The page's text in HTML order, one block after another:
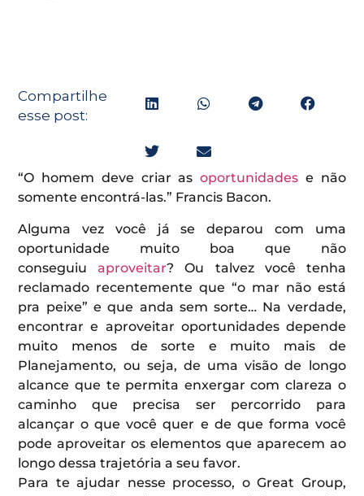
Compartilhe
esse post:
“O homem deve criar asoportunidades e não
somente encontrá-las.” Francis Bacon.
Alguma vez você já se deparou com uma
oportunidade muito boa que não
conseguiuaproveitar? Ou talvez você tenha
reclamado recentemente que “o mar não está
pra peixe” e que anda sem sorte… Na verdade,
encontrar e aproveitar oportunidades depende
muito menos de sorte e muito mais de
Planejamento, ou seja, de uma visão de longo
alcance que te permita enxergar com clareza o
caminho que precisa ser percorrido para
alcançar o que você quer e de que forma você
pode aproveitar os elementos que aparecem ao
longo dessa trajetória a seu favor.
Para te ajudar nesse processo, o Great Group,